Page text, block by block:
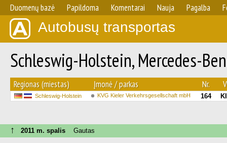
Duomenų bazė Papildoma Komentarai Nauja Pagalba
Autobusų transportas
Schleswig-Holstein, Mercedes-
Regionas (miestas) Įmonė / parkas Nr.
Schleswig-Holstein KVG Kieler Verkehrsgesellschaft mbH 164
↑ 2011 m. spalis Gautas